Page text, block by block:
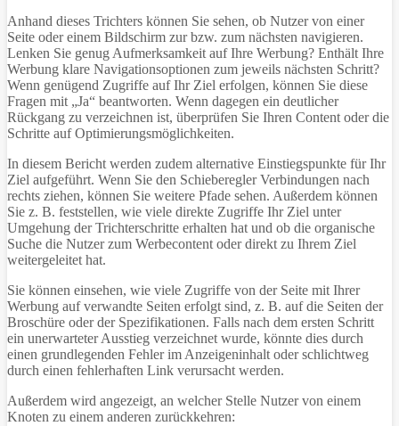
Anhand dieses Trichters können Sie sehen, ob Nutzer von einer
Seite oder einem Bildschirm zur bzw. zum nächsten navigieren.
Lenken Sie genug Aufmerksamkeit auf Ihre Werbung? Enthält Ihre
Werbung klare Navigationsoptionen zum jeweils nächsten Schritt?
Wenn genügend Zugriffe auf Ihr Ziel erfolgen, können Sie diese
Fragen mit „Ja“ beantworten. Wenn dagegen ein deutlicher
Rückgang zu verzeichnen ist, überprüfen Sie Ihren Content oder die
Schritte auf Optimierungsmöglichkeiten.
In diesem Bericht werden zudem alternative Einstiegspunkte für Ihr
Ziel aufgeführt. Wenn Sie den Schieberegler Verbindungen nach
rechts ziehen, können Sie weitere Pfade sehen. Außerdem können
Sie z. B. feststellen, wie viele direkte Zugriffe Ihr Ziel unter
Umgehung der Trichterschritte erhalten hat und ob die organische
Suche die Nutzer zum Werbecontent oder direkt zu Ihrem Ziel
weitergeleitet hat.
Sie können einsehen, wie viele Zugriffe von der Seite mit Ihrer
Werbung auf verwandte Seiten erfolgt sind, z. B. auf die Seiten der
Broschüre oder der Spezifikationen. Falls nach dem ersten Schritt
ein unerwarteter Ausstieg verzeichnet wurde, könnte dies durch
einen grundlegenden Fehler im Anzeigeninhalt oder schlichtweg
durch einen fehlerhaften Link verursacht werden.
Außerdem wird angezeigt, an welcher Stelle Nutzer von einem
Knoten zu einem anderen zurückkehren: